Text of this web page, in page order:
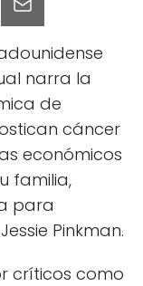
narra la
de
cáncer
económicos
familia,
para
Pinkman.
críticos como